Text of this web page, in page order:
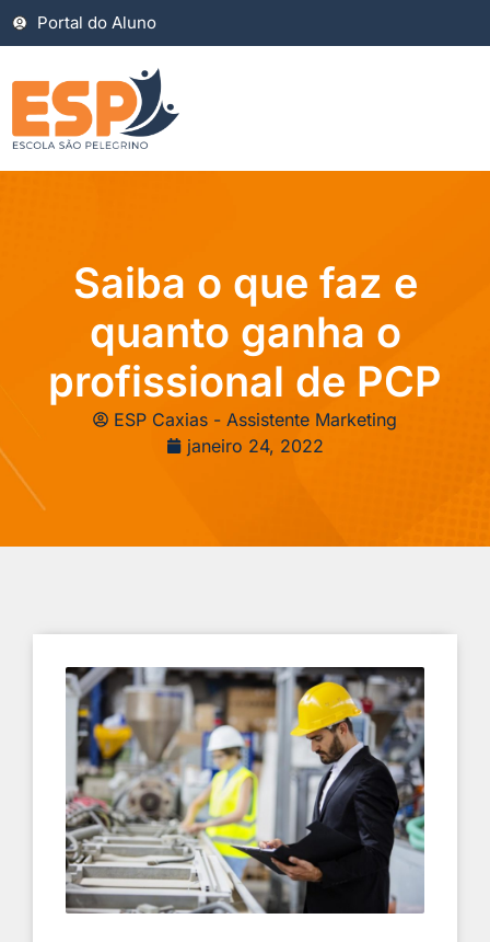
Portal do Aluno
Saiba o que faz e
quanto ganha o
profissional de PCP
ESP Caxias - Assistente Marketing
janeiro 24, 2022